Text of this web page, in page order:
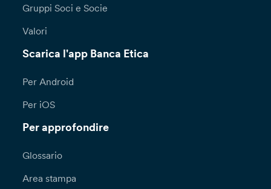
Gruppi Soci e Socie
Valori
Scarica l'app Banca Etica
Per Android
Per iOS
Per approfondire
Glossario
Area stampa